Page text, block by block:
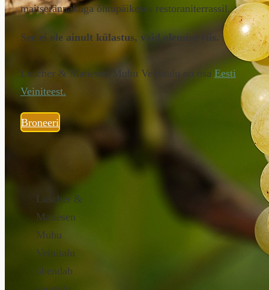
maitserännakuga õhtupäikeses restoraniterrassil.
See ei ole ainult külastus, vaid olemise viis.
Luscher & Matiesen Muhu Veinitalu on osa Eesti
Veiniteest.
Broneeri
Luscher &
Matiesen
Muhu
Veinitalu
ühendab